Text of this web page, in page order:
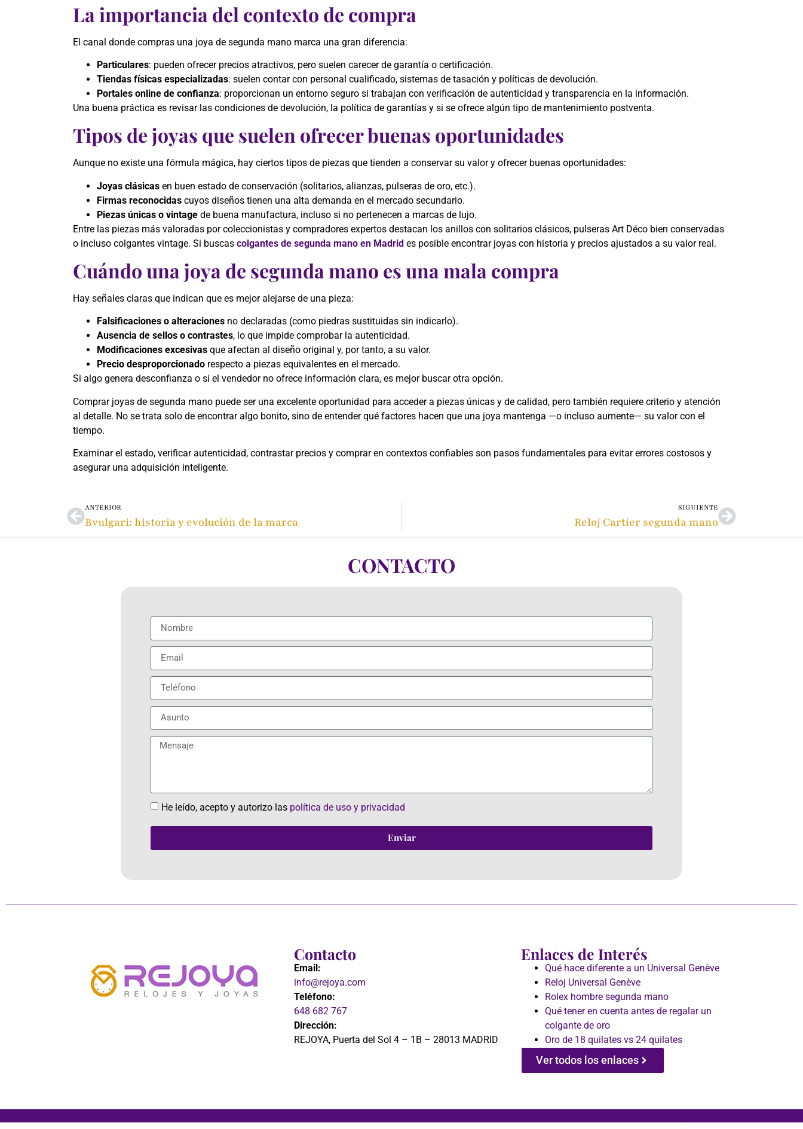
La importancia del contexto de compra
El canal donde compras una joya de segunda mano marca una gran diferencia:
Particulares: pueden ofrecer precios atractivos, pero suelen carecer de garantía o certificación.
Tiendas físicas especializadas: suelen contar con personal cualificado, sistemas de tasación y políticas de devolución.
Portales online de confianza: proporcionan un entorno seguro si trabajan con verificación de autenticidad y transparencia en la información.
Una buena práctica es revisar las condiciones de devolución, la política de garantías y si se ofrece algún tipo de mantenimiento postventa.
Tipos de joyas que suelen ofrecer buenas oportunidades
Aunque no existe una fórmula mágica, hay ciertos tipos de piezas que tienden a conservar su valor y ofrecer buenas oportunidades:
Joyas clásicas en buen estado de conservación (solitarios, alianzas, pulseras de oro, etc.).
Firmas reconocidas cuyos diseños tienen una alta demanda en el mercado secundario.
Piezas únicas o vintage de buena manufactura, incluso si no pertenecen a marcas de lujo.
Entre las piezas más valoradas por coleccionistas y compradores expertos destacan los anillos con solitarios clásicos, pulseras Art Déco bien conservadas
o incluso colgantes vintage. Si buscas colgantes de segunda mano en Madrid es posible encontrar joyas con historia y precios ajustados a su valor real.
Cuándo una joya de segunda mano es una mala compra
Hay señales claras que indican que es mejor alejarse de una pieza:
Falsificaciones o alteraciones no declaradas (como piedras sustituidas sin indicarlo).
Ausencia de sellos o contrastes, lo que impide comprobar la autenticidad.
Modificaciones excesivas que afectan al diseño original y, por tanto, a su valor.
Precio desproporcionado respecto a piezas equivalentes en el mercado.
Si algo genera desconfianza o si el vendedor no ofrece información clara, es mejor buscar otra opción.
Comprar joyas de segunda mano puede ser una excelente oportunidad para acceder a piezas únicas y de calidad, pero también requiere criterio y atención
al detalle. No se trata solo de encontrar algo bonito, sino de entender qué factores hacen que una joya mantenga —o incluso aumente— su valor con el
tiempo.
Examinar el estado, verificar autenticidad, contrastar precios y comprar en contextos confiables son pasos fundamentales para evitar errores costosos y
asegurar una adquisición inteligente.
ANTERIOR
Bvulgari: historia y evolución de la marca
SIGUIENTE
Reloj Cartier segunda mano
CONTACTO
He leído, acepto y autorizo las política de uso y privacidad
Enviar
Contacto
Email:
info@rejoya.com
Teléfono:
648 682 767
Dirección:
REJOYA, Puerta del Sol 4 – 1B – 28013 MADRID
Enlaces de Interés
Qué hace diferente a un Universal Genève
Reloj Universal Genève
Rolex hombre segunda mano
Qué tener en cuenta antes de regalar un
colgante de oro
Oro de 18 quilates vs 24 quilates
Ver todos los enlaces